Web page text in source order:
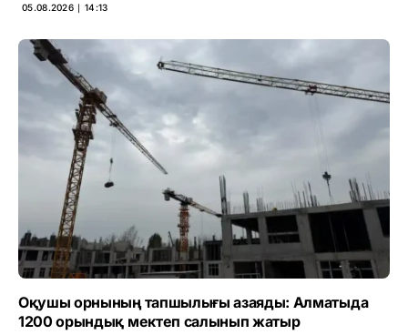
05.08.2026 ∣ 14:13
Оқушы орнының тапшылығы азаяды: Алматыда
1200 орындық мектеп салынып жатыр